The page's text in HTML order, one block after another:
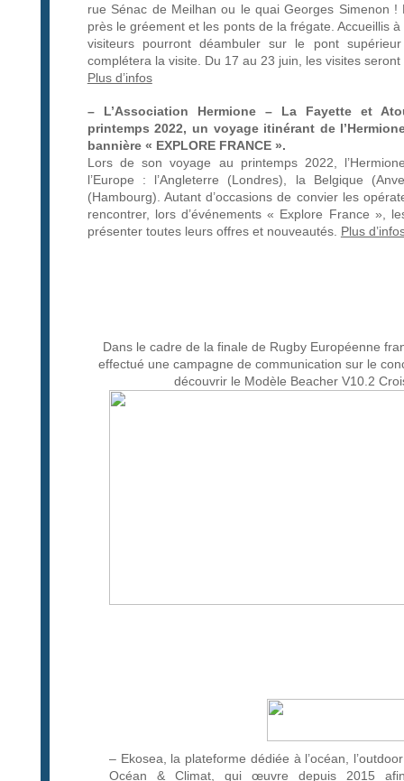
rue Sénac de Meilhan ou le quai Georges Simenon
près le gréement et les ponts de la frégate. Accueillis
visiteurs pourront déambuler sur le pont
complétera la visite. Du 17 au 23 juin, les visites
Plus d’infos
– L’Association Hermione – La Fayette et
printemps 2022, un voyage itinérant de
bannière « EXPLORE FRANCE ».
Lors de son voyage au printemps 2022,
l’Europe : l’Angleterre (Londres), la Belgique
(Hambourg). Autant d’occasions de convier les
rencontrer, lors d’événements « Explore France »,
présenter toutes leurs offres et nouveautés. Plus
Dans le cadre de la finale de Rugby Européenne
effectué une campagne de communication sur le
découvrir le Modèle Beacher V10.2
– Ekosea, la plateforme dédiée à l’océan,
Océan & Climat, qui œuvre depuis 2015